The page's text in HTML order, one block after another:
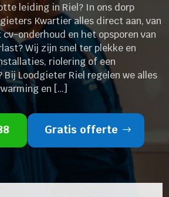
leiding in Riel? In ons dorp
Kwartier alles direct aan, van
onderhoud en het opsporen van
Wij zijn snel ter plekke en
riolering of een
Bij Loodgieter Riel regelen we alles
en […]
Gratis offerte